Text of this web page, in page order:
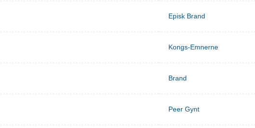
Episk Brand
Kongs-Emnerne
Brand
Peer Gynt